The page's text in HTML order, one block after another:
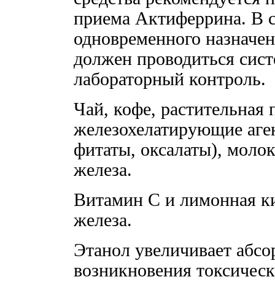
приема Актиферрина. В
одновременного
должен проводиться
лабораторный контроль.
Чай, кофе,
железохелатирующие
фитаты, оксалаты),
железа.
Витамин С и лимонная
железа.
Этанол увеличивает
возникновения